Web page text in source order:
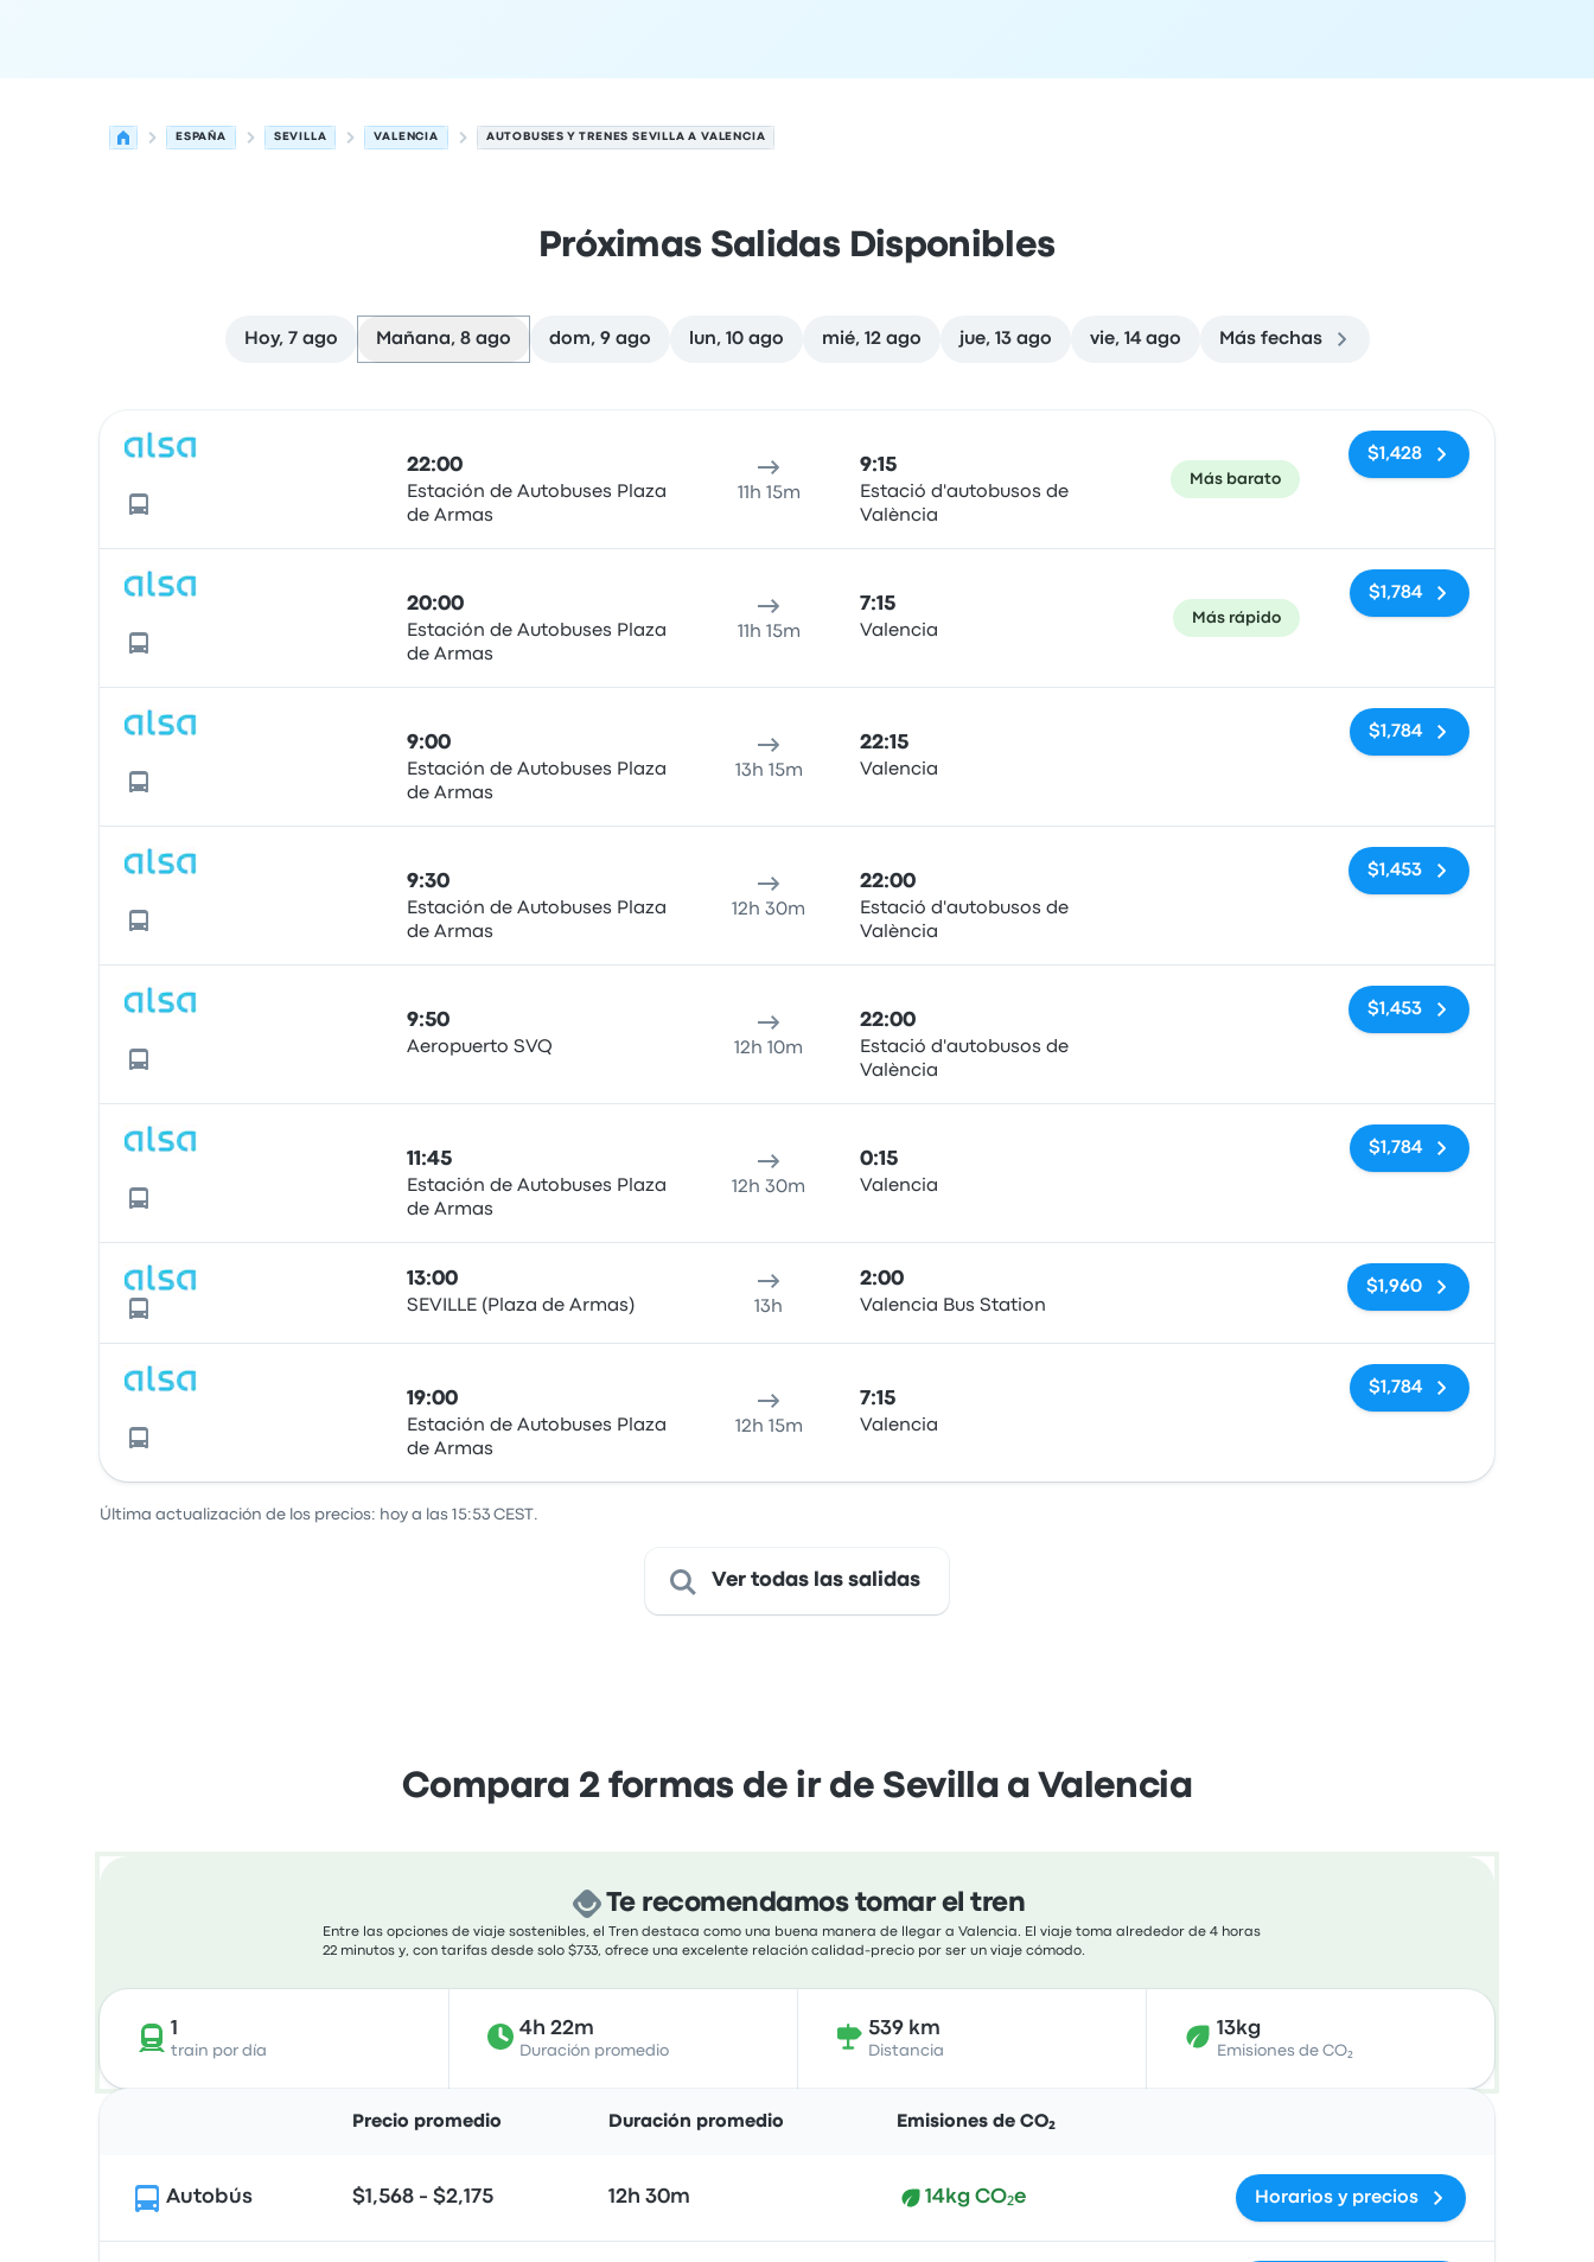
ESPAÑA SEVILLA VALENCIA AUTOBUSES Y TRENES SEVILLA A VALENCIA
Próximas Salidas Disponibles
Hoy, 7 ago Mañana, 8 ago dom, 9 ago lun, 10 ago mié, 12 ago jue, 13 ago vie, 14 ago Más fechas
22:00
Estación de Autobuses Plaza
de Armas
11h 15m
9:15
Estació d'autobusos de
València
Más barato
$1,428
20:00
Estación de Autobuses Plaza
de Armas
11h 15m
7:15
Valencia
Más rápido
$1,784
9:00
Estación de Autobuses Plaza
de Armas
13h 15m
22:15
Valencia
Sin etiquetas
$1,784
9:30
Estación de Autobuses Plaza
de Armas
12h 30m
22:00
Estació d'autobusos de
València
Sin etiquetas
$1,453
9:50
Aeropuerto SVQ 12h 10m
22:00
Estació d'autobusos de
València
Sin etiquetas
$1,453
11:45
Estación de Autobuses Plaza
de Armas
12h 30m
0:15
Valencia
Sin etiquetas
$1,784
13:00
SEVILLE (Plaza de Armas) 13h
2:00
Valencia Bus Station
Sin etiquetas
$1,960
19:00
Estación de Autobuses Plaza
de Armas
12h 15m
7:15
Valencia
Sin etiquetas
$1,784
Última actualización de los precios: hoy a las 15:53 CEST.
Ver todas las salidas
Compara 2 formas de ir de Sevilla a Valencia
Te recomendamos tomar el tren
Entre las opciones de viaje sostenibles, el Tren destaca como una buena manera de llegar a Valencia. El viaje toma alrededor de 4 horas
22 minutos y, con tarifas desde solo $733, ofrece una excelente relación calidad-precio por ser un viaje cómodo.
1
train por día
4h 22m
Duración promedio
539 km
Distancia
13kg
Emisiones de CO₂
Precio promedio Duración promedio Emisiones de CO₂
Autobús $1,568 - $2,175 12h 30m 14kg CO₂e Horarios y precios